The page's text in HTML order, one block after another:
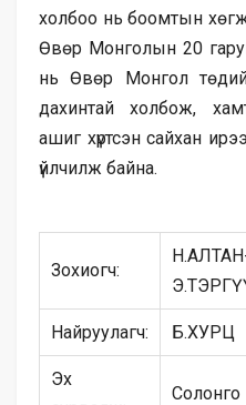
холбоо нь боомтын
Өвөр Монголын 20
нь Өвөр Монгол
дахинтай холбож,
ашиг хүртсэн сайхан
үйлчилж байна.
Зохиогч:
Найруулагч: Б.ХУРЦ
Эх
Солонго